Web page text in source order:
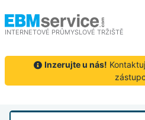
INTERNETOVÉ PRŮMYSLOVÉ TRŽIŠTĚ
Inzerujte u nás!